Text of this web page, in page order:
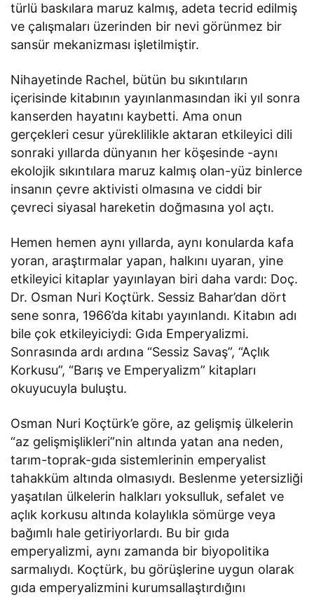
türlü baskılara maruz kalmış, adeta tecrid edilmiş
ve çalışmaları üzerinden bir nevi görünmez bir
sansür mekanizması işletilmiştir.
Nihayetinde Rachel, bütün bu sıkıntıların
içerisinde kitabının yayınlanmasından iki yıl sonra
kanserden hayatını kaybetti. Ama onun
gerçekleri cesur yüreklilikle aktaran etkileyici dili
sonraki yıllarda dünyanın her köşesinde -aynı
ekolojik sıkıntılara maruz kalmış olan-yüz binlerce
insanın çevre aktivisti olmasına ve ciddi bir
çevreci siyasal hareketin doğmasına yol açtı.
Hemen hemen aynı yıllarda, aynı konularda kafa
yoran, araştırmalar yapan, halkını uyaran, yine
etkileyici kitaplar yayınlayan biri daha vardı: Doç.
Dr. Osman Nuri Koçtürk. Sessiz Bahar’dan dört
sene sonra, 1966’da kitabı yayınlandı. Kitabın adı
bile çok etkileyiciydi: Gıda Emperyalizmi.
Sonrasında ardı ardına “Sessiz Savaş”, “Açlık
Korkusu”, “Barış ve Emperyalizm” kitapları
okuyucuyla buluştu.
Osman Nuri Koçtürk’e göre, az gelişmiş ülkelerin
“az gelişmişlikleri”nin altında yatan ana neden,
tarım-toprak-gıda sistemlerinin emperyalist
tahakküm altında olmasıydı. Beslenme yetersizliği
yaşatılan ülkelerin halkları yoksulluk, sefalet ve
açlık korkusu altında kolaylıkla sömürge veya
bağımlı hale getiriyorlardı. Bu bir gıda
emperyalizmi, aynı zamanda bir biyopolitika
sarmalıydı. Koçtürk, bu görüşlerine uygun olarak
gıda emperyalizmini kurumsallaştırdığını